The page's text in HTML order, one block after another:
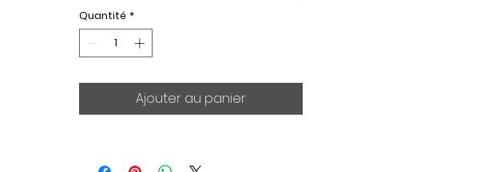
Quantité *
Ajouter au panier